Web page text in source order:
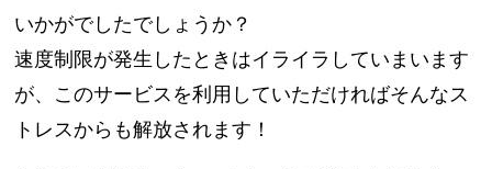
いかがでしたでしょうか？
速度制限が発生したときはイライラしていまいます
が、このサービスを利用していただければそんなス
トレスからも解放されます！